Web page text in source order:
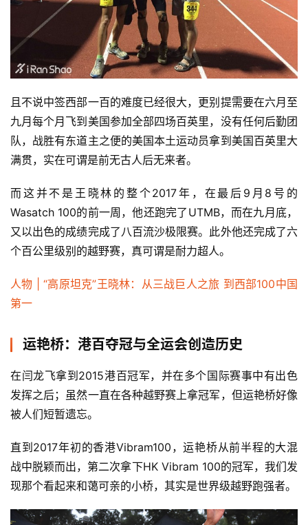
频
用
户
精
选
运
动
集
且不说中签西部一百的难度已经很大，更别提需要在六月至
九月每个月飞到美国参加全部四场百英里，没有任何后勤团
队，战胜有东道主之便的美国本土运动员拿到美国百英里大
满贯，实在可谓是前无古人后无来者。
而这并不是王晓林的整个2017年，在最后9月8号的
Wasatch 100的前一周，他还跑完了UTMB，而在九月底，
又以出色的成绩完成了八百流沙极限赛。此外他还完成了六
个百公里级别的越野赛，真可谓是耐力超人。
人物 | “高原坦克”王晓林：从三战巨人之旅 到西部100中国
第一
运艳桥：港百夺冠与全运会创造历史
在闫龙飞拿到2015港百冠军，并在多个国际赛事中有出色
发挥之后；虽然一直在各种越野赛上拿冠军，但运艳桥好像
被人们短暂遗忘。
直到2017年初的香港Vibram100，运艳桥从前半程的大混
战中脱颖而出，第二次拿下HK Vibram 100的冠军，我们发
现那个看起来和蔼可亲的小桥，其实是世界级越野跑强者。